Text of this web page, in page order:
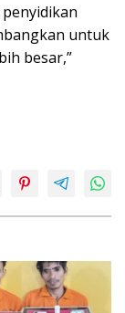
untuk
besar,”